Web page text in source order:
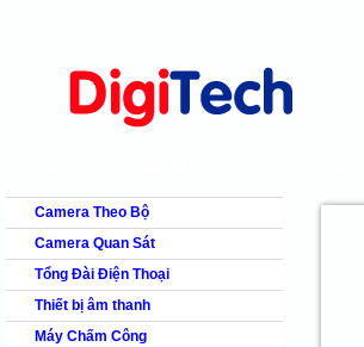
products
Camera Theo Bộ
Camera Quan Sát
Tổng Đài Điện Thoại
Thiết bị âm thanh
Máy Chấm Công